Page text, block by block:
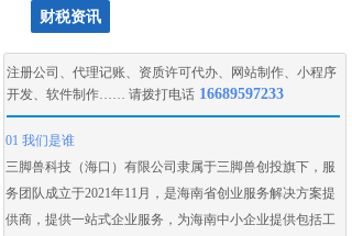
财税资讯
01 我们是谁
三脚兽科技（海口）有限公司隶属于三脚兽创投旗下，服
务团队成立于2021年11月，是海南省创业服务解决方案提
供商，提供一站式企业服务，为海南中小企业提供包括工
注册公司 、 代理记账、 资质许可代办、 网站制作、 小程序
开发、 软件制作…… 请拨打电话 16689597233